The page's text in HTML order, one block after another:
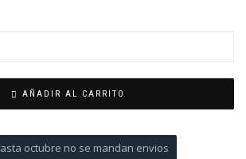
AÑADIR AL CARRITO
octubre no se mandan envios